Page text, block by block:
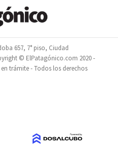
657, 7° piso, Ciudad
© ElPatagónico.com 2020 -
trámite - Todos los derechos